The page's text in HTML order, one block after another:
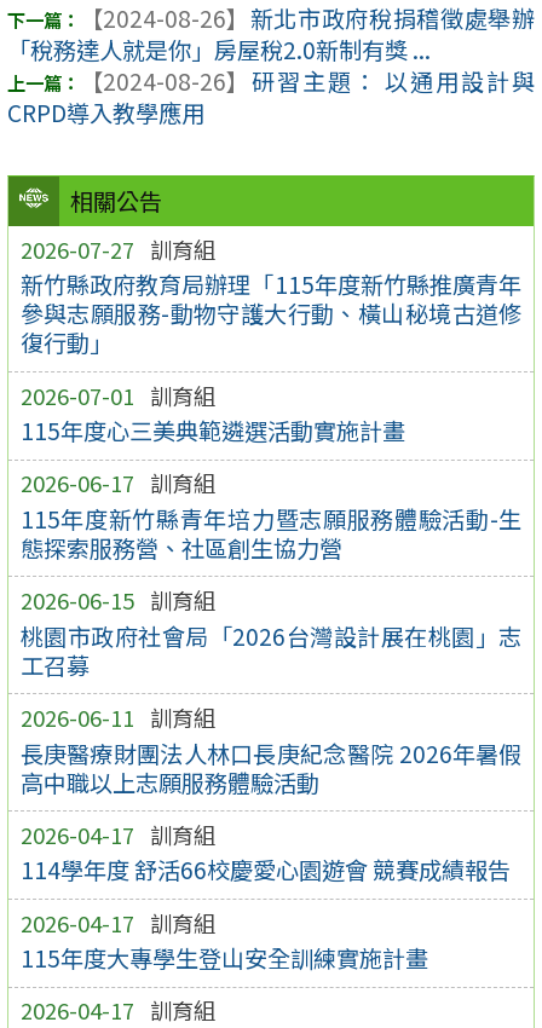
相關公告
2026-07-27 訓育組
新竹縣政府教育局辦理「115年度新竹縣推廣青年
參與志願服務-動物守護大行動、橫山秘境古道修
復行動」
2026-07-01 訓育組
115年度心三美典範遴選活動實施計畫
2026-06-17 訓育組
115年度新竹縣青年培力暨志願服務體驗活動-生
態探索服務營、社區創生協力營
2026-06-15 訓育組
桃園市政府社會局「2026台灣設計展在桃園」志
工召募
2026-06-11 訓育組
長庚醫療財團法人林口長庚紀念醫院 2026年暑假
高中職以上志願服務體驗活動
2026-04-17 訓育組
114學年度 舒活66校慶愛心園遊會 競賽成績報告
2026-04-17 訓育組
115年度大專學生登山安全訓練實施計畫
2026-04-17 訓育組
【2024-08-26】 新北市政府稅捐稽徵處舉辦
「稅務達人就是你」房屋稅2.0新制有獎 ...
【2024-08-26】 研習主題： 以通用設計與
CRPD導入教學應用